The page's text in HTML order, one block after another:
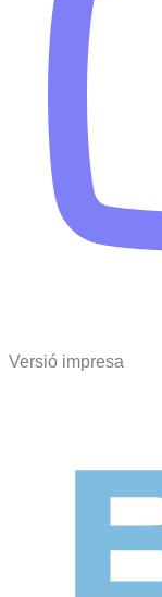
Versió impresa